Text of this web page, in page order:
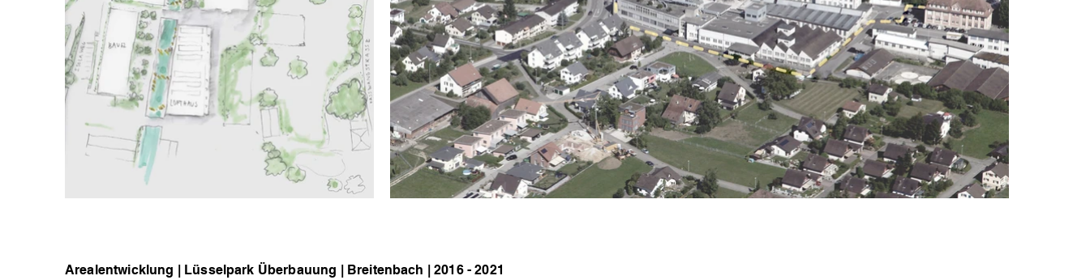
Arealentwicklung | Lüsselpark Überbauung | Breitenbach | 2016 - 2021